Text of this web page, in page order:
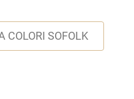
COLORI SOFOLK